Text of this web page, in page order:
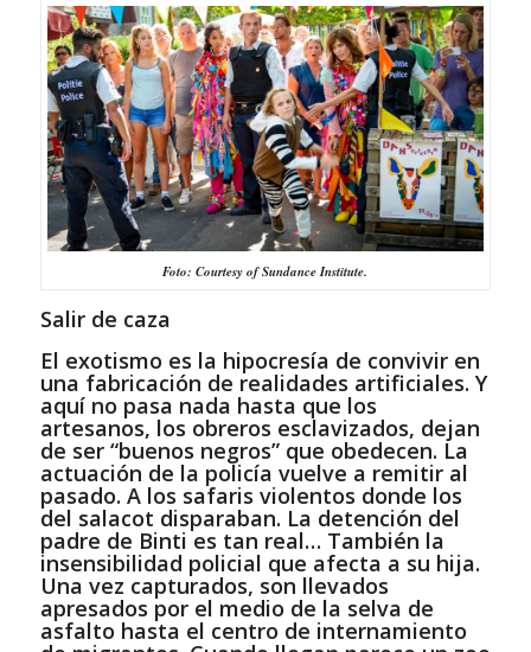
Foto: Courtesy of Sundance Institute.
Salir de caza
El exotismo es la hipocresía de convivir en
una fabricación de realidades artificiales. Y
aquí no pasa nada hasta que los
artesanos, los obreros esclavizados, dejan
de ser “buenos negros” que obedecen. La
actuación de la policía vuelve a remitir al
pasado. A los safaris violentos donde los
del salacot disparaban. La detención del
padre de Binti es tan real… También la
insensibilidad policial que afecta a su hija.
Una vez capturados, son llevados
apresados por el medio de la selva de
asfalto hasta el centro de internamiento